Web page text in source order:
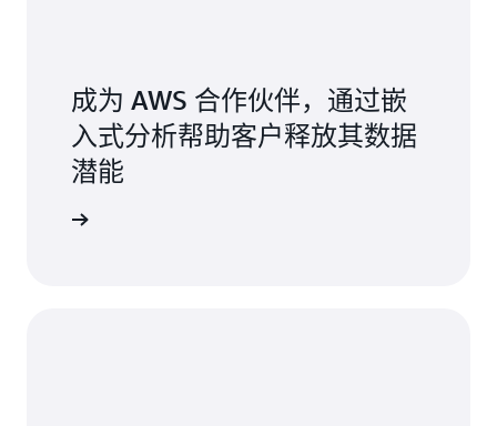
成为 AWS 合作伙伴，通过嵌
入式分析帮助客户释放其数据
潜能